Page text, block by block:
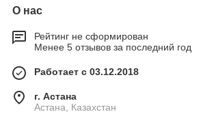
О нас
Рейтинг не сформирован
Менее 5 отзывов за последний год
Работает с 03.12.2018
г. Астана
Астана, Казахстан